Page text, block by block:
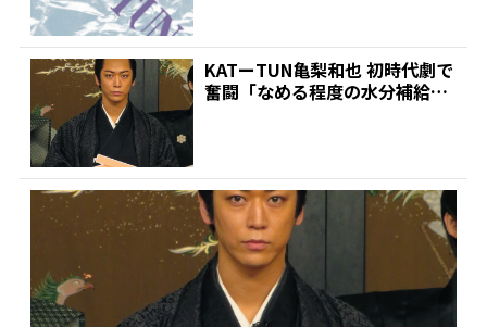
KATーTUN亀梨和也 初時代劇で
奮闘「なめる程度の水分補給」